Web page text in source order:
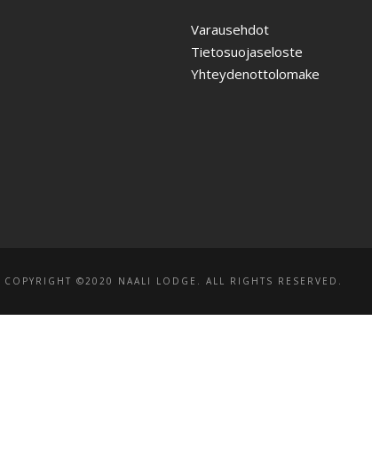
Varausehdot
Tietosuojaseloste
Yhteydenottolomake
COPYRIGHT ©2020 NAALI LODGE. ALL RIGHTS RESERVED.